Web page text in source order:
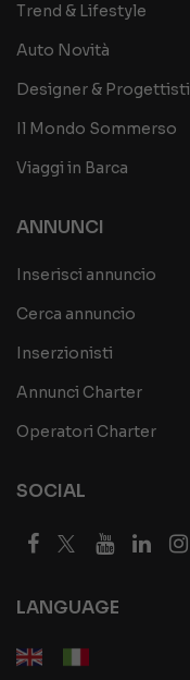
Trend & Lifestyle
Auto Novità
Designer & Progettisti
Il Mondo Sommerso
Viaggi in Barca
ANNUNCI
Inserisci annuncio
Cerca annuncio
Inserzionisti
Annunci Charter
Operatori Charter
SOCIAL
LANGUAGE